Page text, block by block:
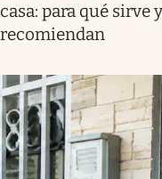
casa: para qué sirve
recomiendan